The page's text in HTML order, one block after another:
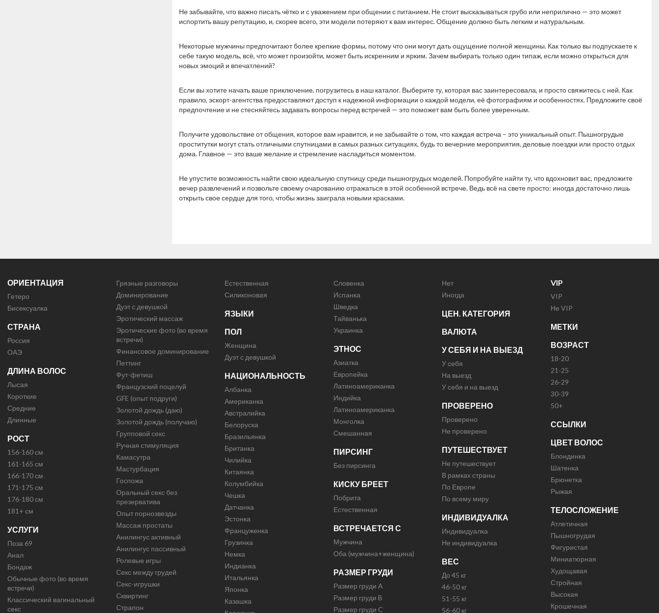
Не забывайте, что важно писать чётко и с уважением при общении с питанием. Не стоит высказываться грубо или неприлично — это может
испортить вашу репутацию, и, скорее всего, эти модели потеряют к вам интерес. Общение должно быть легким и натуральным.
Некоторые мужчины предпочитают более крепкие формы, потому что они могут дать ощущение полной женщины. Как только вы подпускаете к
себе такую модель, всё, что может произойти, может быть искренним и ярким. Зачем выбирать только один типаж, если можно открыться для
новых эмоций и впечатлений?
Если вы хотите начать ваше приключение, погрузитесь в наш каталог. Выберите ту, которая вас заинтересовала, и просто свяжитесь с ней. Как
правило, эскорт-агентства предоставляют доступ к надежной информации о каждой модели, её фотографиям и особенностях. Предложите своё
предпочтение и не стесняйтесь задавать вопросы перед встречей — это поможет вам быть более уверенным.
Получите удовольствие от общения, которое вам нравится, и не забывайте о том, что каждая встреча – это уникальный опыт. Пышногрудые
проститутки могут стать отличными спутницами в самых разных ситуациях, будь то вечерние мероприятия, деловые поездки или просто отдых
дома. Главное — это ваше желание и стремление насладиться моментом.
Не упустите возможность найти свою идеальную спутницу среди пышногрудых моделей. Попробуйте найти ту, что вдохновит вас, предложите
вечер развлечений и позвольте своему очарованию отражаться в этой особенной встрече. Ведь всё на свете просто: иногда достаточно лишь
открыть свое сердце для того, чтобы жизнь заиграла новыми красками.
ОРИЕНТАЦИЯ
Гетеро
Бисексуалка
СТРАНА
Россия
ОАЭ
ДЛИНА ВОЛОС
Лысая
Короткие
Средние
Длинные
РОСТ
156-160 см
161-165 см
166-170 см
171-175 см
176-180 см
181+ см
УСЛУГИ
Поза 69
Анал
Бондаж
Обычные фото (во время
встречи)
Классический вагинальный
секс
Грязные разговоры
Доминирование
Дуэт с девушкой
Эротический массаж
Эротические фото (во время
встречи)
Финансовое доминирование
Петтинг
Фут-фетиш
Французский поцелуй
GFE (опыт подруги)
Золотой дождь (даю)
Золотой дождь (получаю)
Групповой секс
Ручная стимуляция
Камасутра
Мастурбация
Госпожа
Оральный секс без
презерватива
Опыт порнозвезды
Массаж простаты
Анилингус активный
Анилингус пассивный
Ролевые игры
Секс между грудей
Секс-игрушки
Сквиртинг
Страпон
Естественная
Силиконовая
ЯЗЫКИ
ПОЛ
Женщина
Дуэт с девушкой
НАЦИОНАЛЬНОСТЬ
Албанка
Американка
Австралийка
Белоруска
Бразильянка
Британка
Чилийка
Китаянка
Колумбийка
Чешка
Датчанка
Эстонка
Француженка
Грузинка
Немка
Индианка
Итальянка
Японка
Казашка
Словенка
Испанка
Шведка
Тайванька
Украинка
ЭТНОС
Азиатка
Европейка
Латиноамериканка
Индийка
Латиноамериканка
Монголка
Смешанная
ПИРСИНГ
Без пирсинга
КИСКУ БРЕЕТ
Побрита
Естественная
ВСТРЕЧАЕТСЯ С
Мужчина
Оба (мужчина+женщина)
РАЗМЕР ГРУДИ
Размер груди A
Размер груди B
Размер груди C
Нет
Иногда
ЦЕН. КАТЕГОРИЯ
ВАЛЮТА
У СЕБЯ И НА ВЫЕЗД
У себя
На выезд
У себя и на выезд
ПРОВЕРЕНО
Проверено
Не проверено
ПУТЕШЕСТВУЕТ
Не путешествует
В рамках страны
По Европе
По всему миру
ИНДИВИДУАЛКА
Индивидуалка
Не индивидуалка
ВЕС
До 45 кг
46-50 кг
51-55 кг
56-60 кг
VIP
VIP
Не VIP
МЕТКИ
ВОЗРАСТ
18-20
21-25
26-29
30-39
50+
ССЫЛКИ
ЦВЕТ ВОЛОС
Блондинка
Шатенка
Брюнетка
Рыжая
ТЕЛОСЛОЖЕНИЕ
Атлетичная
Пышногрудая
Фигуристая
Миниатюрная
Худощавая
Стройная
Высокая
Крошечная